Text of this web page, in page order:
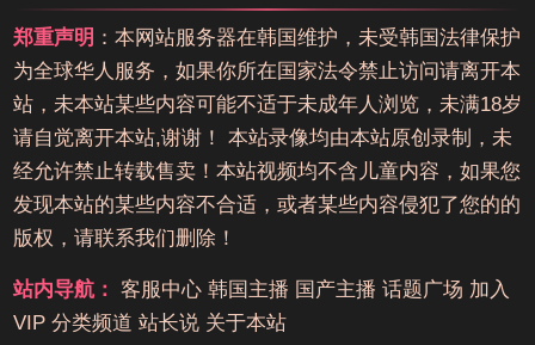
郑重声明 ：本网站服务器在韩国维护，未受韩国法律保护
为全球华人服务，如果你所在国家法令禁止访问请离开本
站，未本站某些内容可能不适于未成年人浏览，未满18岁
请自觉离开本站,谢谢！ 本站录像均由本站原创录制，未
经允许禁止转载售卖！本站视频均不含儿童内容，如果您
发现本站的某些内容不合适，或者某些内容侵犯了您的的
版权，请联系我们删除！
站内导航： 客服中心 韩国主播 国产主播 话题广场 加入
VIP 分类频道 站长说 关于本站